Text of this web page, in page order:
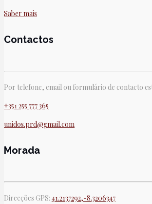
Saber mais
Contactos
Por telefone, email ou formulário de contacto
+351 255 777 365
unidos.prd@gmail.com
Morada
Direcções GPS: 41.2137292,-8.3206347